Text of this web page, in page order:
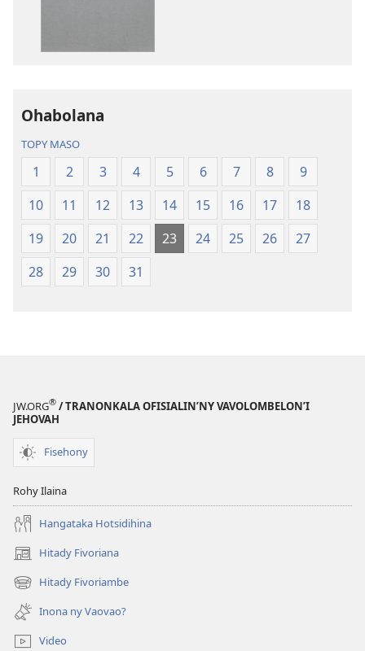
2021)
2021)
Ohabolana
TOPY MASO
1 2 3 4 5 6 7 8
9
10
11 12 13 14 15 16 17
18
19
20 21 22 23 24 25 26
27
28
29 30 31
JW.ORG® / TRANONKALA OFISIALIN’NY VAVOLOMBELON’I
JEHOVAH
Fisehony
Rohy Ilaina
Hangataka Hotsidihina
Hitady Fivoriana
(manokatra
rohy) Hitady Fivoriambe
(manokatra
rohy) Inona ny Vaovao?
Video